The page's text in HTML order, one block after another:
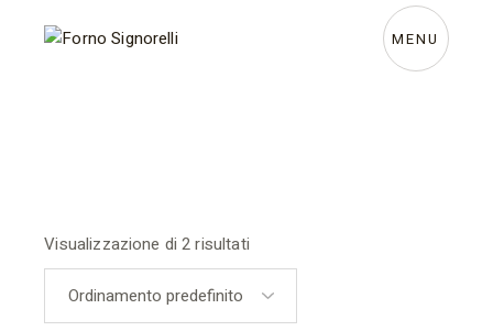
MENU
Visualizzazione di 2 risultati